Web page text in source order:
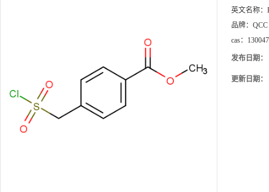
英文名称：
品牌： QCC
cas：
发布日期：
更新日期：